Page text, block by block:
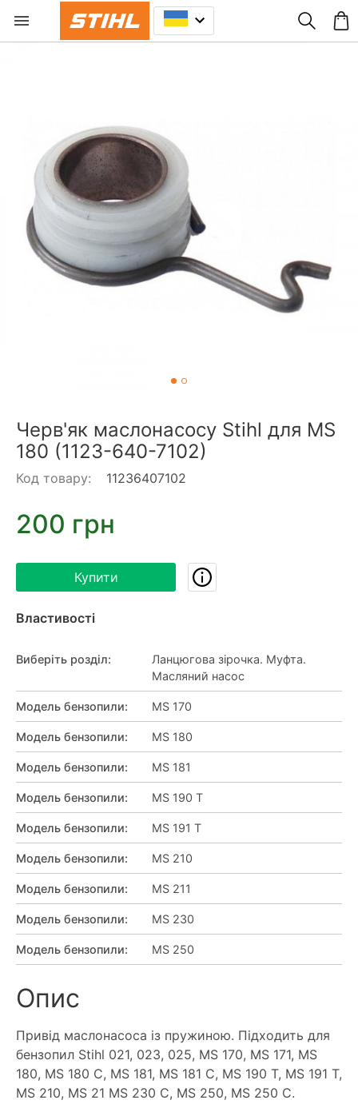
Черв'як маслонасосу Stihl для MS
180 (1123-640-7102)
Код товару: 11236407102
200 грн
Купити
Властивості
Виберіть розділ:
Ланцюгова зірочка. Муфта.
Масляний насос
Модель бензопили: MS 170
Модель бензопили: MS 180
Модель бензопили: MS 181
Модель бензопили: MS 190 T
Модель бензопили: MS 191 T
Модель бензопили: MS 210
Модель бензопили: MS 211
Модель бензопили: MS 230
Модель бензопили: MS 250
Опис
Привід маслонасоса із пружиною. Підходить для
бензопил Stihl 021, 023, 025, MS 170, MS 171, MS
180, MS 180 C, MS 181, MS 181 C, MS 190 T, MS 191 T,
MS 210, MS 21 MS 230 C, MS 250, MS 250 C.